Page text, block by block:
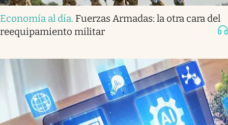
Economía al día. Fuerzas Armadas: la otra cara del
reequipamiento militar